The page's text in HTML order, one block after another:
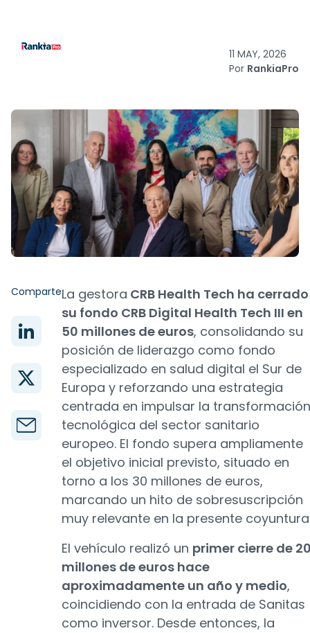
11 MAY, 2026
Por RankiaPro
ComparteLa gestora CRB Health Tech ha cerrado
su fondo CRB Digital Health Tech III en
50 millones de euros, consolidando su
posición de liderazgo como fondo
especializado en salud digital el Sur de
Europa y reforzando una estrategia
centrada en impulsar la transformación
tecnológica del sector sanitario
europeo. El fondo supera ampliamente
el objetivo inicial previsto, situado en
torno a los 30 millones de euros,
marcando un hito de sobresuscripción
muy relevante en la presente
El vehículo realizó un primer cierre de
millones de euros hace
aproximadamente un año y medio,
coincidiendo con la entrada de Sanitas
como inversor. Desde entonces, la